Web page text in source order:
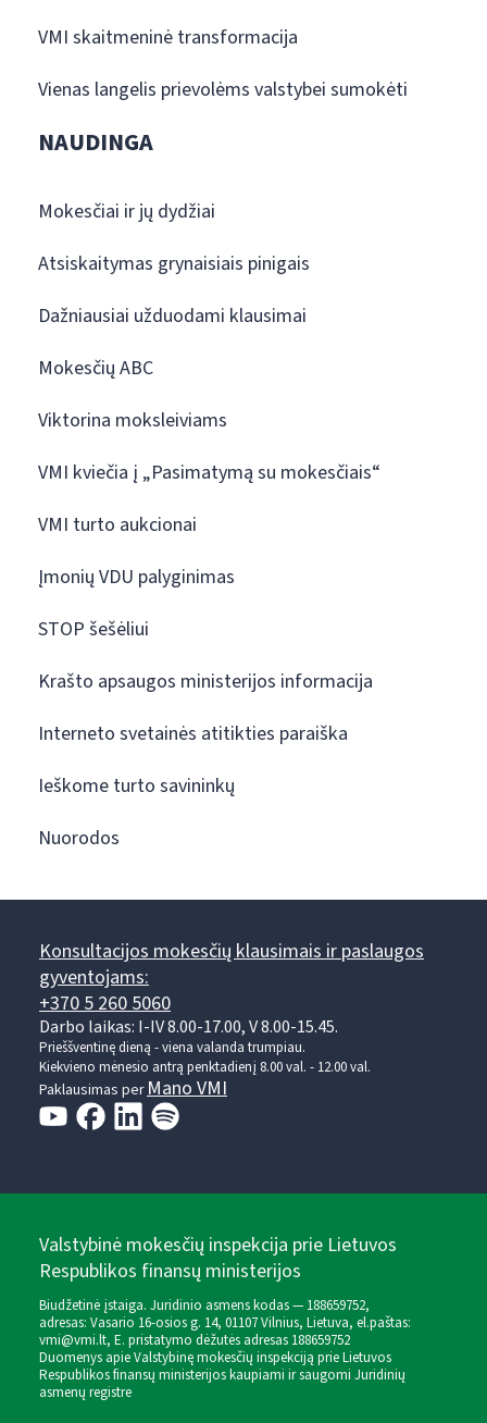
VMI skaitmeninė transformacija
Vienas langelis prievolėms valstybei sumokėti
NAUDINGA
Mokesčiai ir jų dydžiai
Atsiskaitymas grynaisiais pinigais
Dažniausiai užduodami klausimai
Mokesčių ABC
Viktorina moksleiviams
VMI kviečia į „Pasimatymą su mokesčiais“
VMI turto aukcionai
Įmonių VDU palyginimas
STOP šešėliui
Krašto apsaugos ministerijos informacija
Interneto svetainės atitikties paraiška
Ieškome turto savininkų
Nuorodos
Konsultacijos mokesčių klausimais ir paslaugos
gyventojams:
+370 5 260 5060
Darbo laikas: I-IV 8.00-17.00, V 8.00-15.45.
Prieššventinę dieną - viena valanda trumpiau.
Kiekvieno mėnesio antrą penktadienį 8.00 val. - 12.00 val.
Paklausimas perMano VMI
Valstybinė mokesčių inspekcija prie Lietuvos
Respublikos finansų ministerijos
Biudžetinė įstaiga. Juridinio asmens kodas — 188659752,
adresas: Vasario 16-osios g. 14, 01107 Vilnius, Lietuva, el.paštas:
vmi@vmi.lt, E. pristatymo dėžutės adresas 188659752
Duomenys apie Valstybinę mokesčių inspekciją prie Lietuvos
Respublikos finansų ministerijos kaupiami ir saugomi Juridinių
asmenų registre